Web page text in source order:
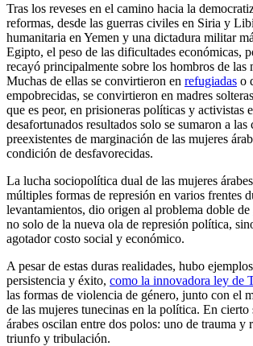
Tras los reveses en el camino hacia la
reformas, desde las guerras civiles en Siria y
humanitaria en Yemen y una dictadura militar
Egipto, el peso de las dificultades económicas,
recayó principalmente sobre los hombros de las
Muchas de ellas se convirtieron en refugiadas o
empobrecidas, se convirtieron en madres
que es peor, en prisioneras políticas y activistas
desafortunados resultados solo se sumaron a las
preexistentes de marginación de las mujeres
condición de desfavorecidas.
La lucha sociopolítica dual de las mujeres
múltiples formas de represión en varios frentes
levantamientos, dio origen al problema doble de
no solo de la nueva ola de represión política,
agotador costo social y económico.
A pesar de estas duras realidades, hubo
persistencia y éxito, como la innovadora ley de
las formas de violencia de género, junto con el
de las mujeres tunecinas en la política. En cierto
árabes oscilan entre dos polos: uno de trauma y
triunfo y tribulación.